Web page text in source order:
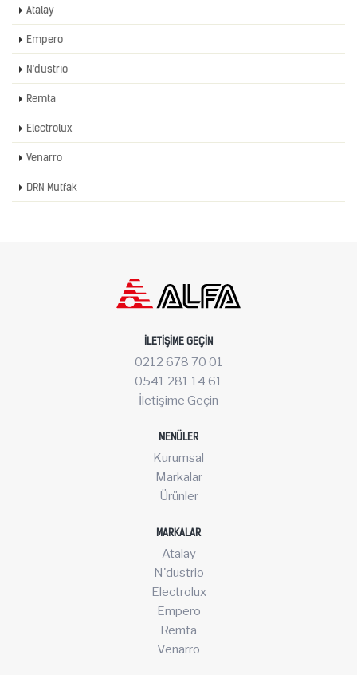
Atalay
Empero
N'dustrio
Remta
Electrolux
Venarro
DRN Mutfak
İLETIŞIME GEÇIN
0212 678 70 01
0541 281 14 61
İletişime Geçin
MENÜLER
Kurumsal
Markalar
Ürünler
MARKALAR
Atalay
N'dustrio
Electrolux
Empero
Remta
Venarro